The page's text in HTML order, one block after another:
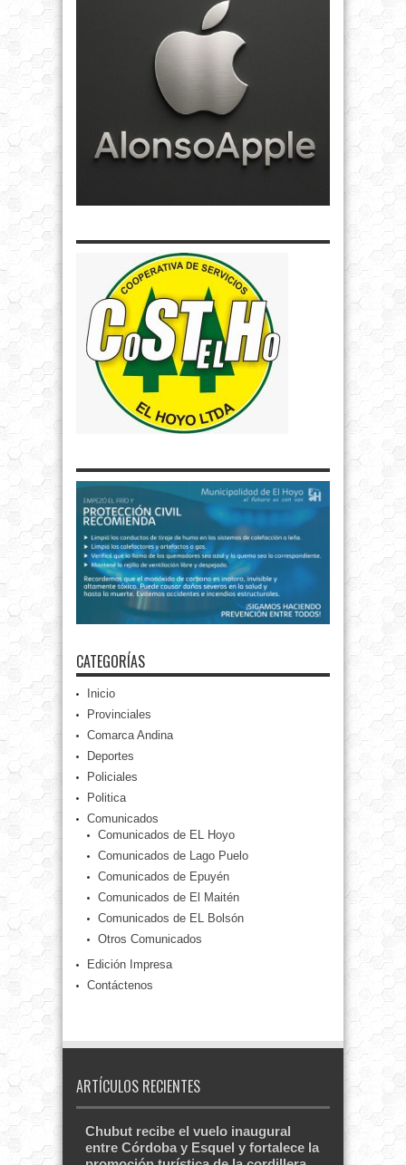
CATEGORÍAS
Inicio
Provinciales
Comarca Andina
Deportes
Policiales
Politica
Comunicados
Comunicados de EL Hoyo
Comunicados de Lago Puelo
Comunicados de Epuyén
Comunicados de El Maitén
Comunicados de EL Bolsón
Otros Comunicados
Edición Impresa
Contáctenos
ARTÍCULOS RECIENTES
Chubut recibe el vuelo inaugural
entre Córdoba y Esquel y fortalece la